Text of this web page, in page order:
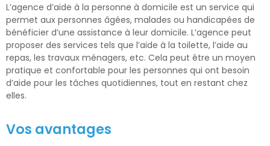
L’agence d’aide à la personne à domicile est un service qui
permet aux personnes âgées, malades ou handicapées de
bénéficier d’une assistance à leur domicile. L’agence peut
proposer des services tels que l’aide à la toilette, l’aide au
repas, les travaux ménagers, etc. Cela peut être un moyen
pratique et confortable pour les personnes qui ont besoin
d’aide pour les tâches quotidiennes, tout en restant chez
elles.
Vos avantages